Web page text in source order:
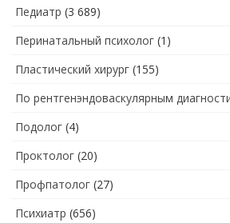
Педиатр (3 689)
Перинатальный психолог (1)
Пластический хирург (155)
По рентгенэндоваскулярным
Подолог (4)
Проктолог (20)
Профпатолог (27)
Психиатр (656)